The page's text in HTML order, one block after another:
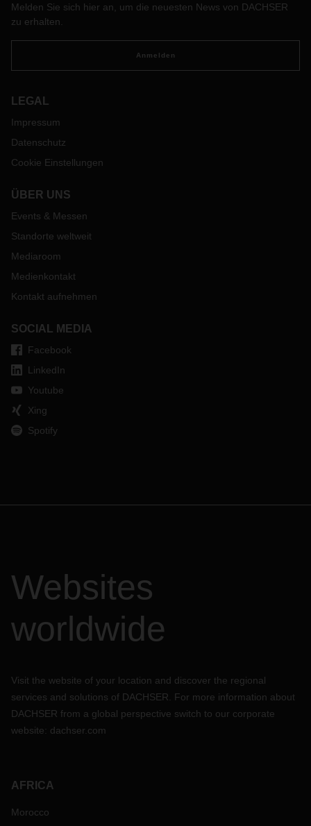
Melden Sie sich hier an, um die neuesten News von DACHSER
zu erhalten.
Anmelden
LEGAL
Impressum
Datenschutz
Cookie Einstellungen
ÜBER UNS
Events & Messen
Standorte weltweit
Mediaroom
Medienkontakt
Kontakt aufnehmen
SOCIAL MEDIA
Facebook
LinkedIn
Youtube
Xing
Spotify
Websites
worldwide
Visit the website of your location and discover the regional
services and solutions of DACHSER. For more information about
DACHSER from a global perspective switch to our corporate
website: dachser.com
AFRICA
Morocco